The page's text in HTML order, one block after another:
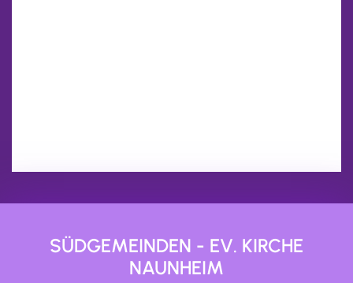
SÜDGEMEINDEN - EV. KIRCHE
NAUNHEIM